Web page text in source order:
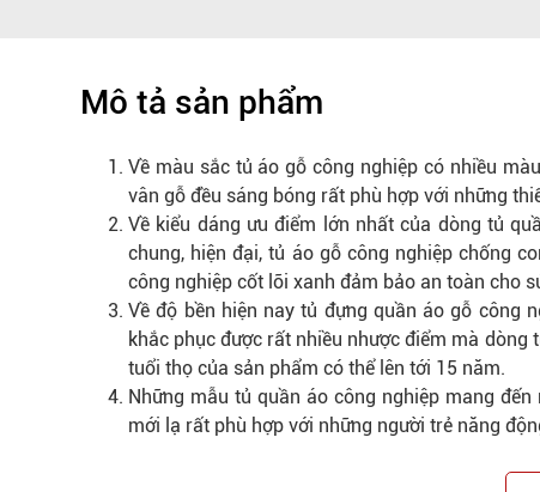
Mô tả sản phẩm
Về màu sắc tủ áo gỗ công nghiệp có nhiều
vân gỗ đều sáng bóng rất phù hợp với những
Về kiểu dáng ưu điểm lớn nhất của dòng tủ
chung, hiện đại, tủ áo gỗ công nghiệp chống
công nghiệp cốt lõi xanh đảm bảo an toàn cho
Về độ bền hiện nay tủ đựng quần áo gỗ công
khắc phục được rất nhiều nhược điểm mà
tuổi thọ của sản phẩm có thể lên tới 15 năm.
Những mẫu tủ quần áo công nghiệp mang
mới lạ rất phù hợp với những người trẻ năng